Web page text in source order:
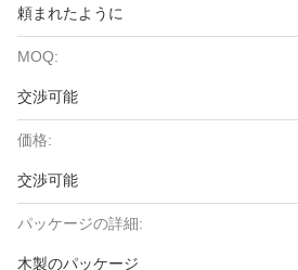
頼まれたように
MOQ:
交渉可能
価格:
交渉可能
パッケージの詳細:
木製のパッケージ